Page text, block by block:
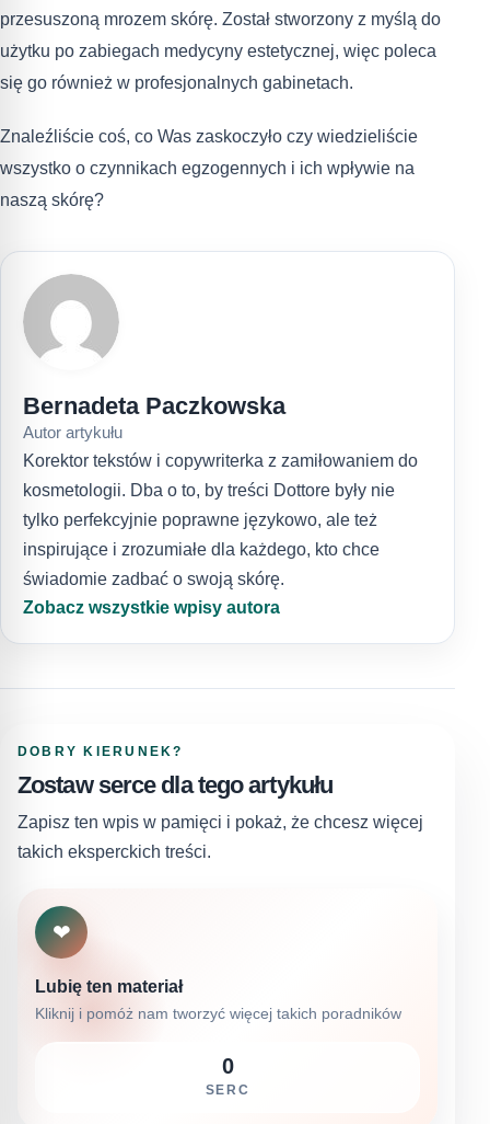
przesuszoną mrozem skórę. Został stworzony z myślą do
użytku po zabiegach medycyny estetycznej, więc poleca
się go również w profesjonalnych gabinetach.
Znaleźliście coś, co Was zaskoczyło czy wiedzieliście
wszystko o czynnikach egzogennych i ich wpływie na
naszą skórę?
Bernadeta Paczkowska
Autor artykułu
Korektor tekstów i copywriterka z zamiłowaniem do
kosmetologii. Dba o to, by treści Dottore były nie
tylko perfekcyjnie poprawne językowo, ale też
inspirujące i zrozumiałe dla każdego, kto chce
świadomie zadbać o swoją skórę.
Zobacz wszystkie wpisy autora
DOBRY KIERUNEK?
Zostaw serce dla tego artykułu
Zapisz ten wpis w pamięci i pokaż, że chcesz więcej
takich eksperckich treści.
❤
Lubię ten materiał
Kliknij i pomóż nam tworzyć więcej takich poradników
0
SERC